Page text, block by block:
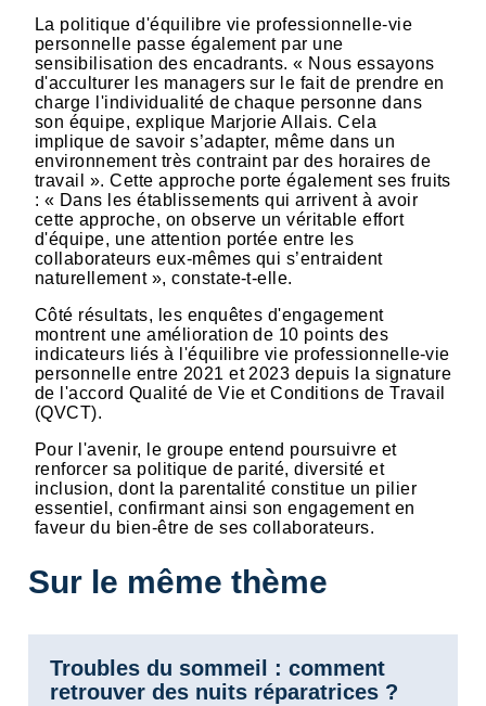
La politique d'équilibre vie professionnelle-vie
personnelle passe également par une
sensibilisation des encadrants. « Nous essayons
d'acculturer les managers sur le fait de prendre en
charge l'individualité de chaque personne dans
son équipe, explique Marjorie Allais. Cela
implique de savoir s’adapter, même dans un
environnement très contraint par des horaires de
travail ». Cette approche porte également ses fruits
: « Dans les établissements qui arrivent à avoir
cette approche, on observe un véritable effort
d'équipe, une attention portée entre les
collaborateurs eux-mêmes qui s’entraident
naturellement », constate-t-elle.
Côté résultats, les enquêtes d'engagement
montrent une amélioration de 10 points des
indicateurs liés à l'équilibre vie professionnelle-vie
personnelle entre 2021 et 2023 depuis la signature
de l'accord Qualité de Vie et Conditions de Travail
(QVCT).
Pour l'avenir, le groupe entend poursuivre et
renforcer sa politique de parité, diversité et
inclusion, dont la parentalité constitue un pilier
essentiel, confirmant ainsi son engagement en
faveur du bien-être de ses collaborateurs.
Sur le même thème
Troubles du sommeil : comment
retrouver des nuits réparatrices ?